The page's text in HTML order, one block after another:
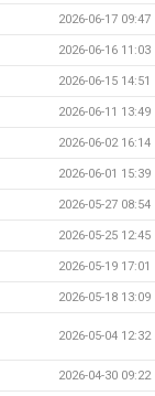
2026-06-17 09:47
2026-06-16 11:03
2026-06-15 14:51
2026-06-11 13:49
2026-06-02 16:14
2026-06-01 15:39
2026-05-27 08:54
2026-05-25 12:45
2026-05-19 17:01
2026-05-18 13:09
2026-05-04 12:32
2026-04-30 09:22